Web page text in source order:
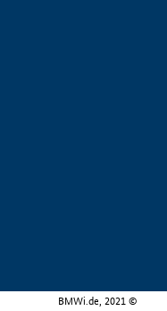
BMWi.de, 2021 ©